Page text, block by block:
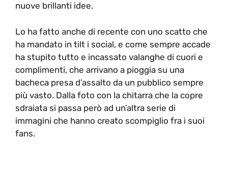
nuove brillanti idee.
Lo ha fatto anche di recente con uno scatto che
ha mandato in tilt i social, e come sempre accade
ha stupito tutto e incassato valanghe di cuori e
complimenti, che arrivano a pioggia su una
bacheca presa d’assalto da un pubblico sempre
più vasto. Dalla foto con la chitarra che la copre
sdraiata si passa però ad un’altra serie di
immagini che hanno creato scompiglio fra i suoi
fans.